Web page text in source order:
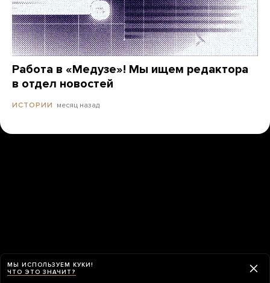
Работа в «Медузе»! Мы ищем редактора
в отдел новостей
ИСТОРИИ месяц назад
МЫ ИСПОЛЬЗУЕМ КУКИ!
ЧТО ЭТО ЗНАЧИТ?